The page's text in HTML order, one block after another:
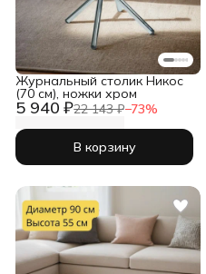
5 940 ₽22 143 ₽−73%
Журнальный столик Никос
(70 см), ножки хром
В корзину